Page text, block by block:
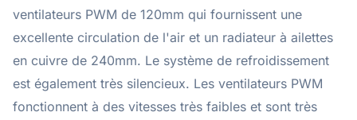
ventilateurs PWM de 120mm qui fournissent une
excellente circulation de l'air et un radiateur à ailettes
en cuivre de 240mm. Le système de refroidissement
est également très silencieux. Les ventilateurs PWM
fonctionnent à des vitesses très faibles et sont très